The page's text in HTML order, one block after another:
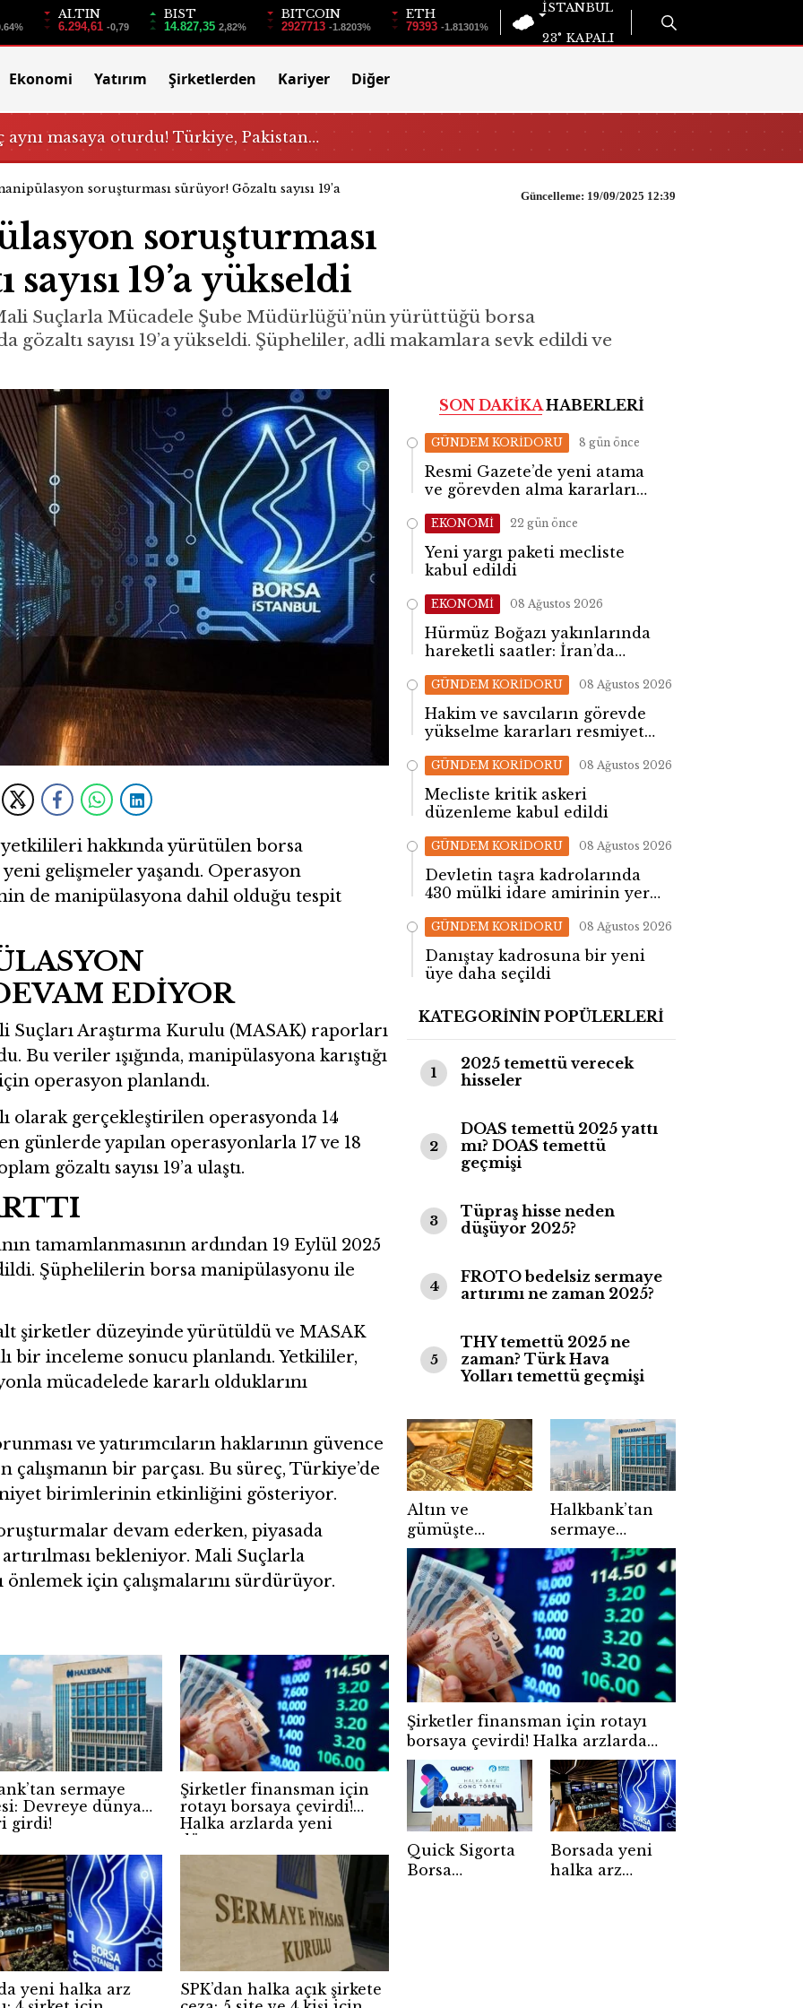
ALTIN
6.294,61 -0,79
BIST
14.827,35 2,82%
BITCOIN
2927713 -1.8203%
ETH
79393 -1.81301%
İSTANBUL
23° KAPALI
Ekonomi Yatırım Şirketlerden Kariyer Diğer
aynı masaya oturdu! Türkiye, Pakistan…
soruşturması sürüyor! Gözaltı sayısı 19’a Güncelleme: 19/09/2025 12:39
soruşturması
19’a yükseldi
Suçlarla Mücadele Şube Müdürlüğü’nün yürüttüğü borsa
gözaltı sayısı 19’a yükseldi. Şüpheliler, adli makamlara sevk edildi ve
yetkilileri hakkında yürütülen borsa
gelişmeler yaşandı. Operasyon
de manipülasyona dahil olduğu tespit
EDİYOR
Suçları Araştırma Kurulu (MASAK) raporları
veriler ışığında, manipülasyona karıştığı
operasyon planlandı.
olarak gerçekleştirilen operasyonda 14
günlerde yapılan operasyonlarla 17 ve 18
gözaltı sayısı 19’a ulaştı.
tamamlanmasının ardından 19 Eylül 2025
Şüphelilerin borsa manipülasyonu ile
şirketler düzeyinde yürütüldü ve MASAK
bir inceleme sonucu planlandı. Yetkililer,
mücadelede kararlı olduklarını
ve yatırımcıların haklarının güvence
çalışmanın bir parçası. Bu süreç, Türkiye’de
birimlerinin etkinliğini gösteriyor.
devam ederken, piyasada
bekleniyor. Mali Suçlarla
için çalışmalarını sürdürüyor.
sermaye
Devreye dünya
girdi!
Şirketler finansman için
rotayı borsaya çevirdi!
Halka arzlarda yeni
dönem
yeni halka arz
SPK’dan halka açık şirkete
SON DAKİKAHABERLERİ
GÜNDEM KORİDORU 8 gün önce
Resmi Gazete’de yeni atama
ve görevden alma kararları
EKONOMİ 22 gün önce
Yeni yargı paketi mecliste
kabul edildi
EKONOMİ 08 Ağustos 2026
Hürmüz Boğazı yakınlarında
hareketli saatler: İran’da
GÜNDEM KORİDORU 08 Ağustos 2026
Hakim ve savcıların görevde
yükselme kararları resmiyet
GÜNDEM KORİDORU 08 Ağustos 2026
Mecliste kritik askeri
düzenleme kabul edildi
GÜNDEM KORİDORU 08 Ağustos 2026
Devletin taşra kadrolarında
430 mülki idare amirinin yeri
GÜNDEM KORİDORU 08 Ağustos 2026
Danıştay kadrosuna bir yeni
üye daha seçildi
KATEGORİNİN POPÜLERLERİ
1
2025 temettü verecek
hisseler
2
DOAS temettü 2025 yattı
mı? DOAS temettü
geçmişi
3
Tüpraş hisse neden
düşüyor 2025?
4
FROTO bedelsiz sermaye
artırımı ne zaman 2025?
5
THY temettü 2025 ne
zaman? Türk Hava
Yolları temettü geçmişi
Altın ve
gümüşte
yükselişi
tetikleyen 5
kritik gelişme
Halkbank’tan
sermaye
hamlesi:
Devreye dünya
devleri girdi!
Şirketler finansman için rotayı
borsaya çevirdi! Halka arzlarda
yeni dönem
Quick Sigorta
Borsa
Borsada yeni
halka arz